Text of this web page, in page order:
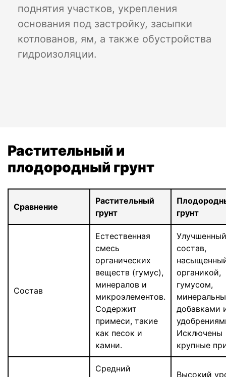
поднятия участков, укрепления
основания под застройку, засыпки
котлованов, ям, а также обустройства
гидроизоляции.
Растительный и
плодородный грунт
Сравнение
Растительный
грунт
грунт
Состав
Естественная
смесь
органических
веществ (гумус),
минералов и
микроэлементов.
Содержит
примеси, такие
как песок и
камни.
Улучшенный
состав,
органикой,
гумусом,
добавками
Исключены
крупные
Средний
Высокий